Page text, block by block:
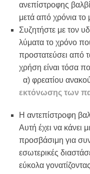
ανεπίστροφης
μετά από χρόνια το
Συζητήστε με τον
λύματα το χρόνο
προστατεύσει από
χρήση είναι τόσα
α) φρεατίου
εκτόνωσης των
Η αντεπίστροφη
Αυτή έχει να κάνει
προσβάσιμη για
εσωτερικές
εύκολα